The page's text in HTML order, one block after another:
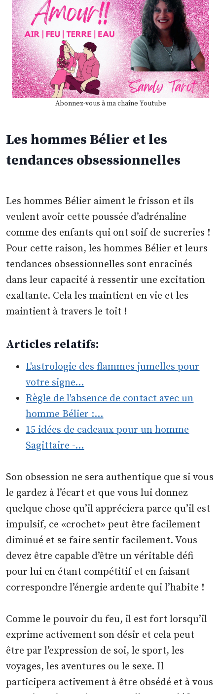
Abonnez-vous à ma chaîne Youtube
Les hommes Bélier et les
tendances obsessionnelles
Les hommes Bélier aiment le frisson et ils
veulent avoir cette poussée d’adrénaline
comme des enfants qui ont soif de sucreries !
Pour cette raison, les hommes Bélier et leurs
tendances obsessionnelles sont enracinés
dans leur capacité à ressentir une excitation
exaltante. Cela les maintient en vie et les
maintient à travers le toit !
Articles relatifs:
L'astrologie des flammes jumelles pour
votre signe…
Règle de l'absence de contact avec un
homme Bélier :…
15 idées de cadeaux pour un homme
Sagittaire -…
Son obsession ne sera authentique que si vous
le gardez à l’écart et que vous lui donnez
quelque chose qu’il appréciera parce qu’il est
impulsif, ce «crochet» peut être facilement
diminué et se faire sentir facilement. Vous
devez être capable d’être un véritable défi
pour lui en étant compétitif et en faisant
correspondre l’énergie ardente qui l’habite !
Comme le pouvoir du feu, il est fort lorsqu’il
exprime activement son désir et cela peut
être par l’expression de soi, le sport, les
voyages, les aventures ou le sexe. Il
participera activement à être obsédé et à vous